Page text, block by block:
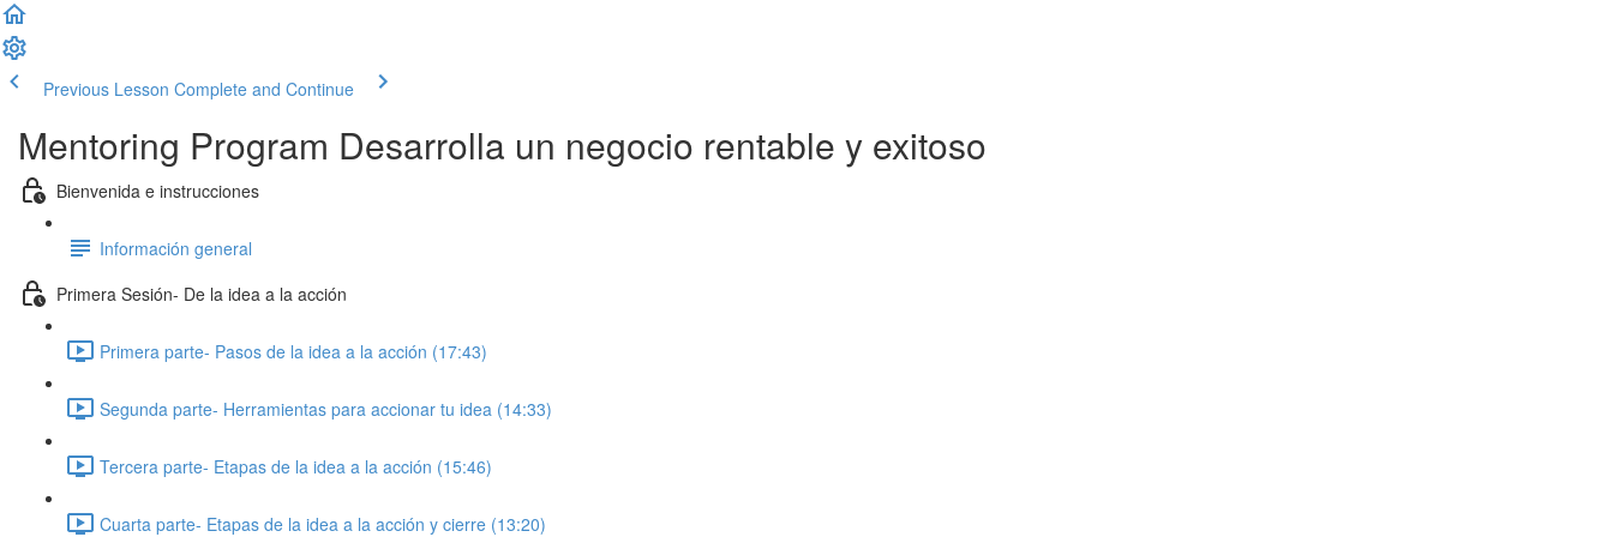
Previous Lesson Complete and Continue
Mentoring Program Desarrolla un negocio rentable y exitoso
Bienvenida e instrucciones
Información general
Primera Sesión- De la idea a la acción
Primera parte- Pasos de la idea a la acción (17:43)
Segunda parte- Herramientas para accionar tu idea (14:33)
Tercera parte- Etapas de la idea a la acción (15:46)
Cuarta parte- Etapas de la idea a la acción y cierre (13:20)